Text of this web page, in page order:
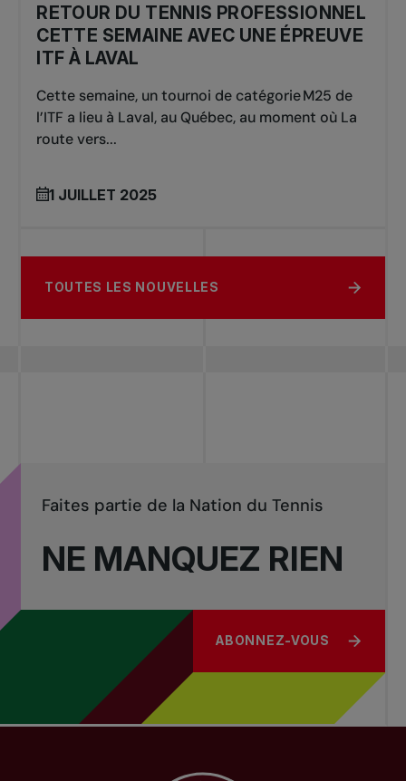
RETOUR DU TENNIS PROFESSIONNEL
CETTE SEMAINE AVEC UNE ÉPREUVE
ITF À LAVAL
Cette semaine, un tournoi de catégorie M25 de
l’ITF a lieu à Laval, au Québec, au moment où La
route vers...
1 JUILLET 2025
TOUTES LES NOUVELLES
NE MANQUEZ RIEN
Faites partie de la Nation du Tennis
ABONNEZ-VOUS